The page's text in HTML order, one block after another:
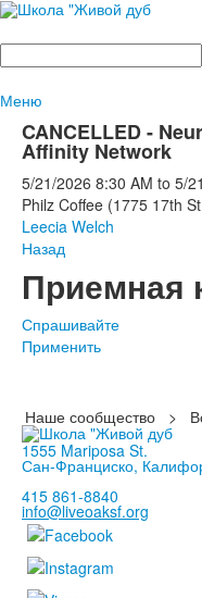
Поиск
Меню
CANCELLED -
Affinity Network
5/21/2026 8:30 AM to 5/
Philz Coffee (1775 17th
Leecia Welch
Назад
Приемная
Спрашивайте
Применить
Наше сообщество >
1555 Mariposa St.
Сан-Франциско,
415 861-8840
info@liveoaksf.org